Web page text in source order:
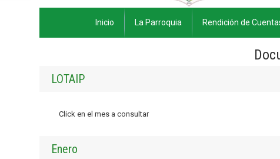
Inicio La Parroquia Rendición de
LOTAIP
Click en el mes a consultar
Enero